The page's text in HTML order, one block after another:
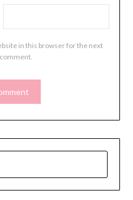
in this browser for the next